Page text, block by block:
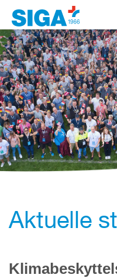
Aktuelle